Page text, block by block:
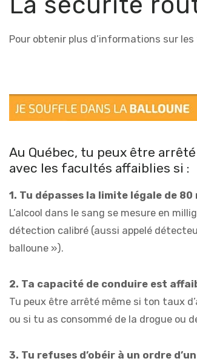
Pour obtenir plus d’informations sur
Au Québec, tu peux être
avec les facultés affaiblies si :
1. Tu dépasses la limite légale de
L’alcool dans le sang se mesure en
détection calibré (aussi appelé
balloune »).
2. Ta capacité de conduire est
Tu peux être arrêté même si ton taux
ou si tu as consommé de la drogue ou
3. Tu refuses d’obéir à un ordre